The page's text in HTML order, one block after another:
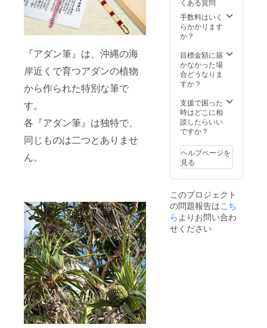
『アダン筆』は、沖縄の海
岸近くで育つアダンの植物
から作られた特別な筆で
す。
各『アダン筆』は独特で、
同じものは二つとありませ
ん。
くある質問
手数料はいく
らかかります
か？
目標金額に届
かなかった場
合どうなりま
すか？
支援で困った
時はどこに相
談したらいい
ですか？
ヘルプページを
見る
このプロジェクト
の問題報告はこち
ら よりお問い合わ
せください